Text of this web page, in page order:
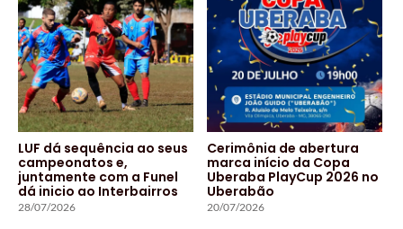
LUF dá sequência ao seus
campeonatos e,
juntamente com a Funel
dá inicio ao Interbairros
28/07/2026
Cerimônia de abertura
marca início da Copa
Uberaba PlayCup 2026 no
Uberabão
20/07/2026